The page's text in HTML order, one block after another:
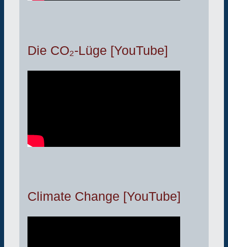
Die CO₂-Lüge [YouTube]
Climate Change [YouTube]